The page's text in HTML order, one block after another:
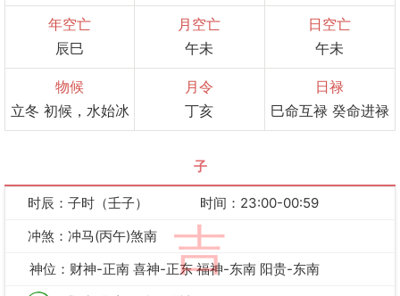
年空亡
辰巳
月空亡
午未
日空亡
午未
物候
立冬 初候，水始冰
月令
丁亥
日禄
巳命互禄 癸命进禄
子
吉
时辰：子时（壬子）
时间：23:00-00:59
冲煞：冲马(丙午)煞南
神位：财神-正南 喜神-正东 福神-东南 阳贵-东南